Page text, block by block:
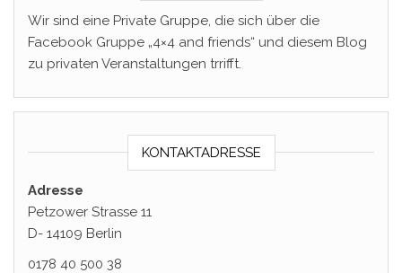
Wir sind eine Private Gruppe, die sich über die
Facebook Gruppe „4×4 and friends“ und diesem Blog
zu privaten Veranstaltungen trrifft.
KONTAKTADRESSE
Adresse
Petzower Strasse 11
D- 14109 Berlin
0178 40 500 38